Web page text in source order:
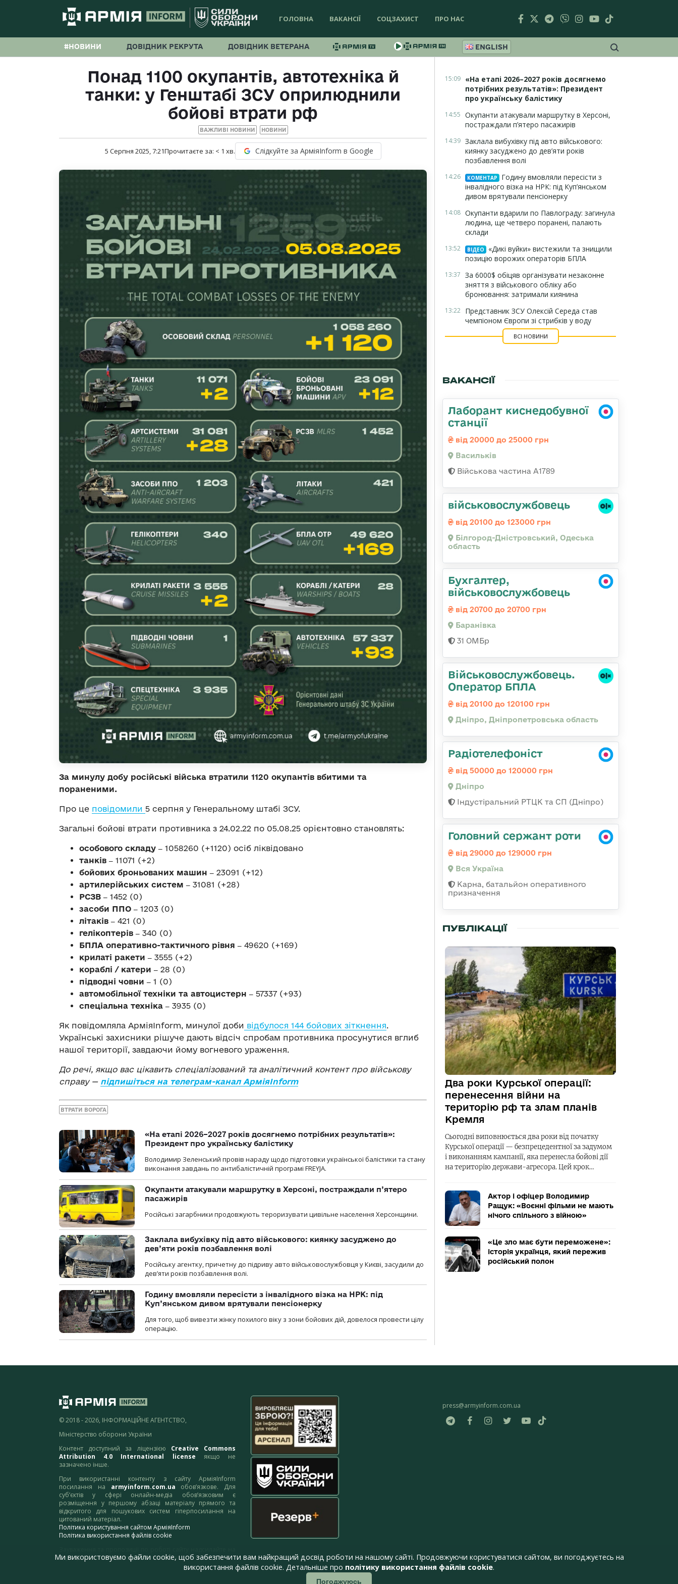
ГОЛОВНА ВАКАНСІЇ СОЦЗАХИСТ ПРО НАС
#НОВИНИ ДОВІДНИК РЕКРУТА ДОВІДНИК ВЕТЕРАНА ENGLISH
Понад 1100 окупантів, автотехніка й
танки: у Генштабі ЗСУ оприлюднили
бойові втрати рф
ВАЖЛИВІ НОВИНИ НОВИНИ
5 Серпня 2025, 7:21Прочитаєте за: < 1 хв. Слідкуйте за АрміяInform в Google
За минулу добу російські війська втратили 1120 окупантів вбитими та
пораненими.
Про це повідомили 5 серпня у Генеральному штабі ЗСУ.
Загальні бойові втрати противника з 24.02.22 по 05.08.25 орієнтовно становлять:
особового складу ‒ 1058260 (+1120) осіб ліквідовано
танків ‒ 11071 (+2)
бойових броньованих машин ‒ 23091 (+12)
артилерійських систем ‒ 31081 (+28)
РСЗВ ‒ 1452 (0)
засоби ППО ‒ 1203 (0)
літаків ‒ 421 (0)
гелікоптерів ‒ 340 (0)
БПЛА оперативно-тактичного рівня ‒ 49620 (+169)
крилаті ракети ‒ 3555 (+2)
кораблі / катери ‒ 28 (0)
підводні човни ‒ 1 (0)
автомобільної техніки та автоцистерн ‒ 57337 (+93)
спеціальна техніка ‒ 3935 (0)
Як повідомляла АрміяInform, минулої доби відбулося 144 бойових зіткнення.
Українські захисники рішуче дають відсіч спробам противника просунутися вглиб
нашої території, завдаючи йому вогневого ураження.
До речі, якщо вас цікавить спеціалізований та аналітичний контент про військову
справу — підпишіться на телеграм-канал АрміяInform
ВТРАТИ ВОРОГА
«На етапі 2026–2027 років досягнемо потрібних результатів»:
Президент про українську балістику
Володимир Зеленський провів нараду щодо підготовки української балістики та стану
виконання завдань по антибалістичній програмі FREYJA.
Окупанти атакували маршрутку в Херсоні, постраждали п’ятеро
пасажирів
Російські загарбники продовжують тероризувати цивільне населення Херсонщини.
Заклала вибухівку під авто військового: киянку засуджено до
дев’яти років позбавлення волі
Російську агентку, причетну до підриву авто військовослужбовця у Києві, засудили до
дев’яти років позбавлення волі.
Годину вмовляли пересісти з інвалідного візка на НРК: під
Куп’янськом дивом врятували пенсіонерку
Для того, щоб вивезти жінку похилого віку з зони бойових дій, довелося провести цілу
операцію.
15:09 «На етапі 2026–2027 років досягнемо
потрібних результатів»: Президент
про українську балістику
14:55 Окупанти атакували маршрутку в Херсоні,
постраждали п’ятеро пасажирів
14:39 Заклала вибухівку під авто військового:
киянку засуджено до дев’яти років
позбавлення волі
14:26 КОМЕНТАР
Годину вмовляли пересісти з
інвалідного візка на НРК: під Куп’янськом
дивом врятували пенсіонерку
14:08 Окупанти вдарили по Павлограду: загинула
людина, ще четверо поранені, палають
склади
13:52 ВІДЕО
«Дикі вуйки» вистежили та знищили
позицію ворожих операторів БПЛА
13:37 За 6000$ обіцяв організувати незаконне
зняття з військового обліку або
бронювання: затримали киянина
13:22 Представник ЗСУ Олексій Середа став
чемпіоном Європи зі стрибків у воду
ВСІ НОВИНИ
ВАКАНСІЇ
Лаборант киснедобувної
станції
від 20000 до 25000 грн
Васильків
Військова частина А1789
військовослужбовець
від 20100 до 123000 грн
Білгород-Дністровський, Одеська
область
Бухгалтер,
військовослужбовець
від 20700 до 20700 грн
Баранівка
31 ОМБр
Військовослужбовець.
Оператор БПЛА
від 20100 до 120100 грн
Дніпро, Дніпропетровська область
Радіотелефоніст
від 50000 до 120000 грн
Дніпро
Індустіральний РТЦК та СП (Дніпро)
Головний сержант роти
від 29000 до 129000 грн
Вся Україна
Карна, батальйон оперативного
призначення
ПУБЛІКАЦІЇ
Два роки Курської операції:
перенесення війни на
територію рф та злам планів
Кремля
Сьогодні виповнюється два роки від початку
Курської операції — безпрецедентної за задумом
і виконанням кампанії, яка перенесла бойові дії
на територію держави-агресора. Цей крок…
Актор і офіцер Володимир
Ращук: «Воєнні фільми не мають
нічого спільного з війною»
«Це зло має бути переможене»:
історія українця, який пережив
російський полон
© 2018 - 2026, ІНФОРМАЦІЙНЕ АГЕНТСТВО,
Міністерство оборони України
Контент доступний за ліцензією Creative Commons
Attribution 4.0 International license якщо не
зазначено інше.
При використанні контенту з сайту АрміяInform
посилання на armyinform.com.ua обов’язкове. Для
суб’єктів у сфері онлайн-медіа обов’язковим є
розміщення у першому абзаці матеріалу прямого та
відкритого для пошукових систем гіперпосилання на
цитований матеріал.
Політика користування сайтом АрміяInform
Політика використання файлів cookie
адресу:webmaster@armyinform.com.ua
press@armyinform.com.ua
Ми використовуємо файли cookie, щоб забезпечити вам найкращий досвід роботи на нашому сайті. Продовжуючи користуватися сайтом, ви погоджуєтесь на
використання файлів cookie. Детальніше про політику використання файлів cookie.
Погоджуюсь